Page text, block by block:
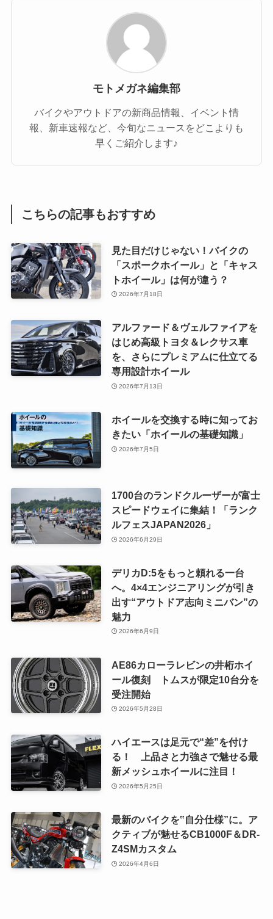
モトメガネ編集部
バイクやアウトドアの新商品情報、イベント情
報、新車速報など、今旬なニュースをどこよりも
早くご紹介します♪
こちらの記事もおすすめ
見た目だけじゃない！バイクの
「スポークホイール」と「キャス
トホイール」は何が違う？
2026年7月18日
アルファード＆ヴェルファイアを
はじめ高級トヨタ＆レクサス車
を、さらにプレミアムに仕立てる
専用設計ホイール
2026年7月13日
ホイールを交換する時に知ってお
きたい「ホイールの基礎知識」
2026年7月5日
1700台のランドクルーザーが富士
スピードウェイに集結！「ランク
ルフェスJAPAN2026」
2026年6月29日
デリカD:5をもっと頼れる一台
へ。4×4エンジニアリングが引き
出す“アウトドア志向ミニバン”の
魅力
2026年6月9日
AE86カローラレビンの井桁ホイ
ール復刻 トムスが限定10台分を
受注開始
2026年5月28日
ハイエースは足元で“差”を付け
る！ 上品さと力強さで魅せる最
新メッシュホイールに注目！
2026年5月25日
最新のバイクを‟自分仕様”に。ア
クティブが魅せるCB1000F＆DR-
Z4SMカスタム
2026年4月6日